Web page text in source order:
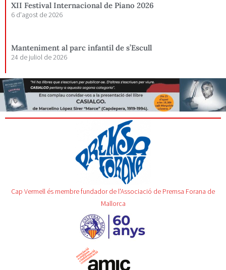
XII Festival Internacional de Piano 2026
6 d'agost de 2026
Manteniment al parc infantil de s’Escull
24 de juliol de 2026
Cap Vermell és membre fundador de l'Associació de Premsa Forana de
Mallorca